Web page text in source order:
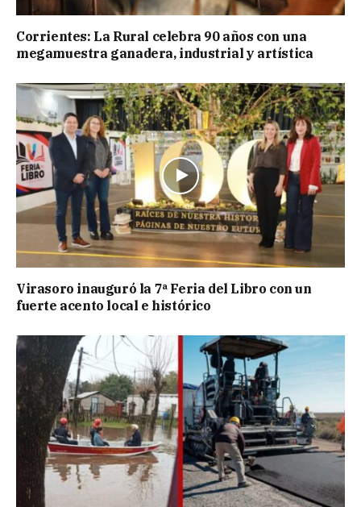
Corrientes: La Rural celebra 90 años con una
megamuestra ganadera, industrial y artística
Virasoro inauguró la 7ª Feria del Libro con un
fuerte acento local e histórico